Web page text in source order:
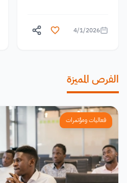
4/1/2026
الفرص المميزة
فعاليات ومؤتمرات